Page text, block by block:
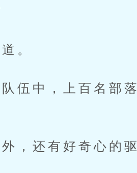
。
中，上百名部
，还有好奇心的